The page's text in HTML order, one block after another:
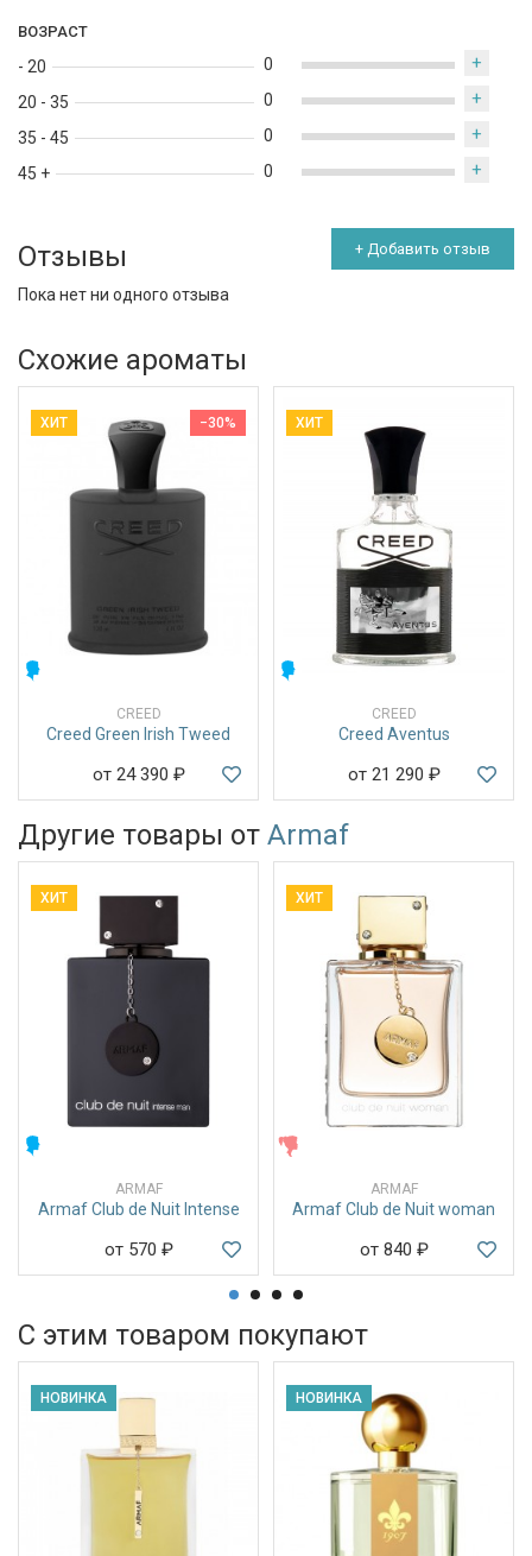
ВОЗРАСТ
- 20
20 - 35
35 - 45
45 +
0 +
0 +
0 +
0 +
Отзывы + Добавить отзыв
Пока нет ни одного отзыва
Схожие ароматы
−30%
ХИТ
CREED
Creed Green Irish Tweed
от 24 390 ₽
ХИТ
МУЖСКИЕ
CREED
Creed Aventus
от 21 290 ₽
Другие товары от Armaf
ХИТ
ARMAF
Armaf Club de Nuit Intense
от 570 ₽
ХИТ
ARMAF
Armaf Club de Nuit woman
от 840 ₽
С этим товаром покупают
НОВИНКА НОВИНКА